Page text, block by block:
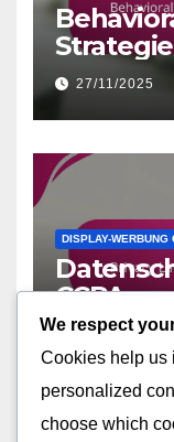
Display-
27/11/2025
DISPLAY-WERBUNG
CCPA
27/11/2025
We respect
Cookies help us
personalized
choose which